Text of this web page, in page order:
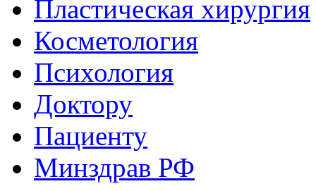
Пластическая хирургия
Косметология
Психология
Доктору
Пациенту
Минздрав РФ